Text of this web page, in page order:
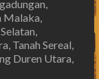
Malaka,
Tanah Sereal,
Duren Utara,